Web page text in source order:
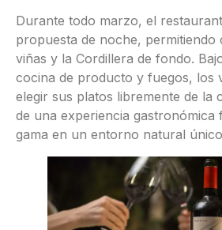
Durante todo marzo, el
propuesta de noche, permitiendo
viñas y la Cordillera de fondo.
cocina de producto y fuegos, los
elegir sus platos libremente de la
de una experiencia gastronómica
gama en un entorno natural